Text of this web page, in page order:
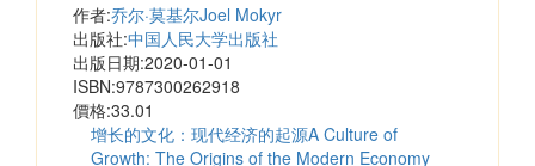
作者:乔尔·莫基尔Joel Mokyr
出版社:中国人民大学出版社
出版日期:2020-01-01
ISBN:9787300262918
價格:33.01
增长的文化：现代经济的起源A Culture of
Growth: The Origins of the Modern Economy